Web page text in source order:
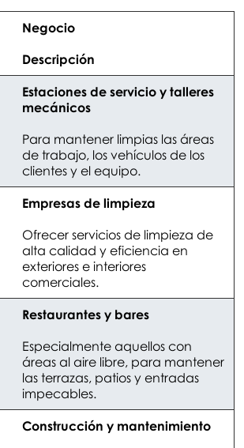
Negocio
Descripción
Estaciones de servicio y talleres
mecánicos
Para mantener limpias las áreas
de trabajo, los vehículos de los
clientes y el equipo.
Empresas de limpieza
Ofrecer servicios de limpieza de
alta calidad y eficiencia en
exteriores e interiores
comerciales.
Restaurantes y bares
Especialmente aquellos con
áreas al aire libre, para mantener
las terrazas, patios y entradas
impecables.
Construcción y mantenimiento